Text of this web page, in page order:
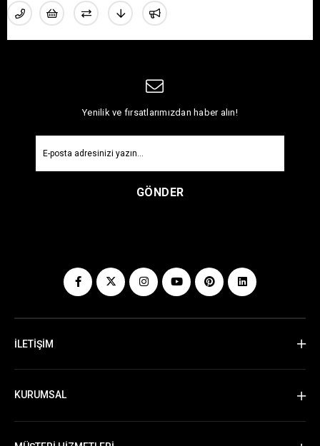
Yenilik ve fırsatlarımızdan haber alın!
GÖNDER
İLETİŞİM
KURUMSAL